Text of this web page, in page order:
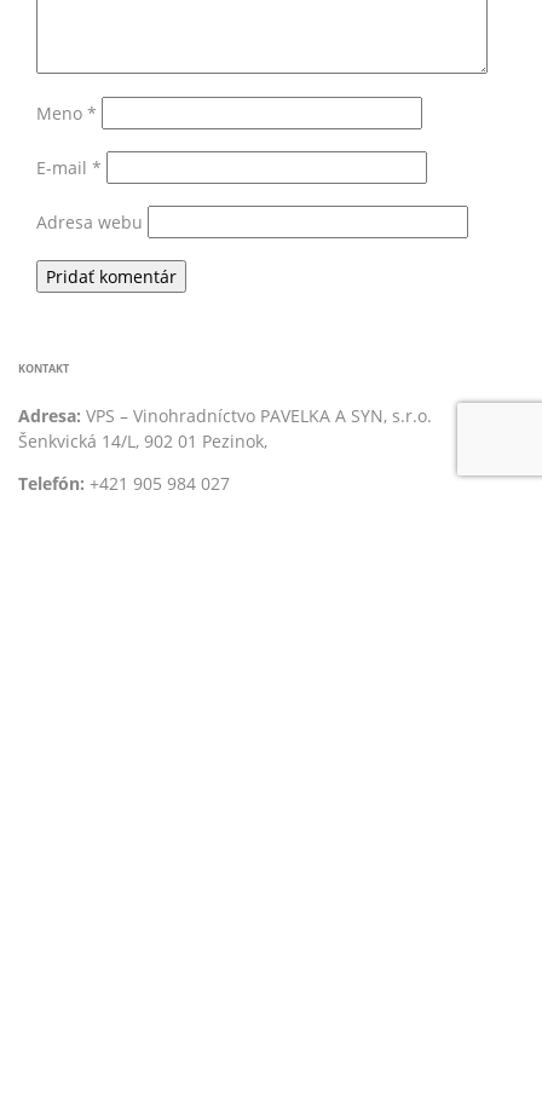
Meno *
E-mail *
Adresa webu
KONTAKT
Adresa: VPS – Vinohradníctvo PAVELKA A SYN, s.r.o.
Šenkvická 14/L, 902 01 Pezinok,
Telefón: +421 905 984 027